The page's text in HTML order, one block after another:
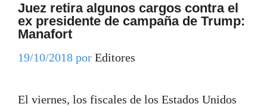
Juez retira algunos cargos contra el
ex presidente de campaña de Trump:
Manafort
19/10/2018 por Editores
El viernes, los fiscales de los Estados Unidos